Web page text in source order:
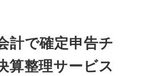
計で確定申告チ
算整理サービス